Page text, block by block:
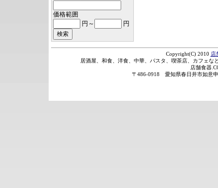
価格範囲
円～
円
Copyright(C) 2010 店
居酒屋、和食、洋食、中華、パスタ、喫茶店、カフェ
店舗食器
〒486-0918 愛知県春日井市如意